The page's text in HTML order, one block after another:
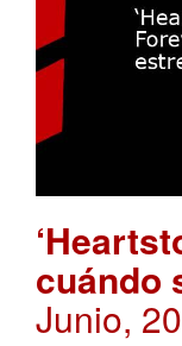
cuándo
Junio,